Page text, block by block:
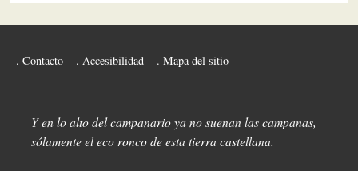
Contacto Accesibilidad Mapa del sitio
Y en lo alto del campanario ya no suenan las campanas,
sólamente el eco ronco de esta tierra castellana.